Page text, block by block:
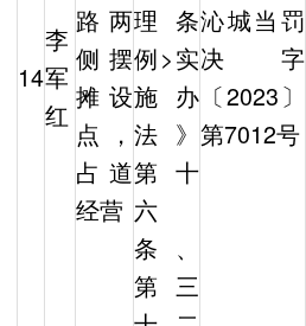
14
李
军
红
路两
侧摆
摊设
点，
占道
经营
理条
例>实
施办
法》
第十
六
条、
第三
沁城当罚
决字
〔2023〕
第7012号